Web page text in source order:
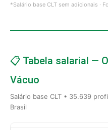
*Salário base CLT sem adicionais ·
📋 Tabela salarial —
Vácuo
Salário base CLT • 35.639
Brasil